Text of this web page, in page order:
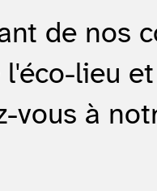
de nos
lieu
vous à